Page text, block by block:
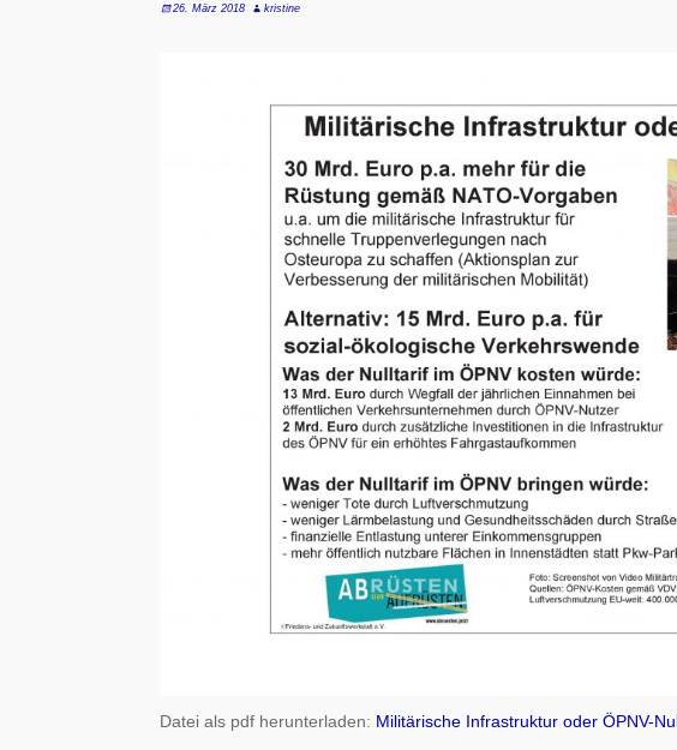
26. März 2018 kristine
Datei als pdf herunterladen: Militärische Infrastruktur oder ÖPNV-